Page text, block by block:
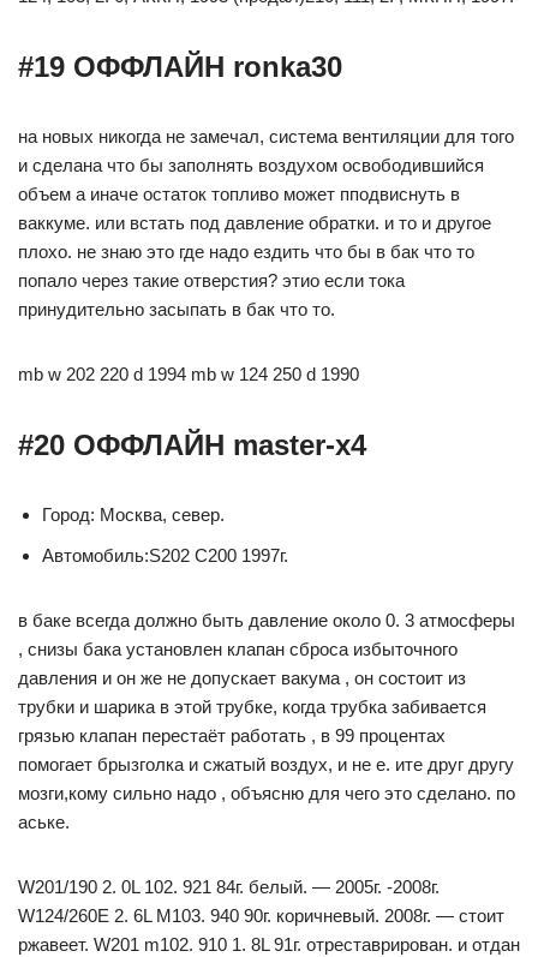
#19 ОФФЛАЙН ronka30
на новых никогда не замечал, система вентиляции для того
и сделана что бы заполнять воздухом освободившийся
объем а иначе остаток топливо может пподвиснуть в
ваккуме. или встать под давление обратки. и то и другое
плохо. не знаю это где надо ездить что бы в бак что то
попало через такие отверстия? этио если тока
принудительно засыпать в бак что то.
mb w 202 220 d 1994 mb w 124 250 d 1990
#20 ОФФЛАЙН master-x4
Город: Москва, север.
Автомобиль:S202 C200 1997г.
в баке всегда должно быть давление около 0. 3 атмосферы
, снизы бака установлен клапан сброса избыточного
давления и он же не допускает вакума , он состоит из
трубки и шарика в этой трубке, когда трубка забивается
грязью клапан перестаёт работать , в 99 процентах
помогает брызголка и сжатый воздух, и не е. ите друг другу
мозги,кому сильно надо , объясню для чего это сделано. по
аське.
W201/190 2. 0L 102. 921 84г. белый. — 2005г. -2008г.
W124/260E 2. 6L M103. 940 90г. коричневый. 2008г. — стоит
ржавеет. W201 m102. 910 1. 8L 91г. отреставрирован. и отдан